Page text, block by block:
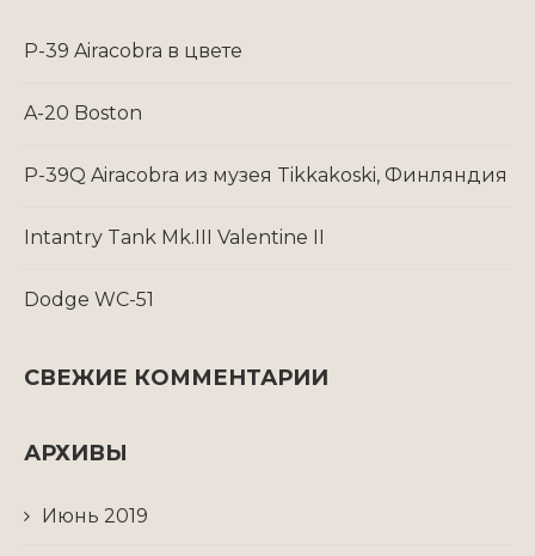
P-39 Airacobra в цвете
A-20 Boston
P-39Q Airacobra из музея Tikkakoski, Финляндия
Intantry Tank Mk.III Valentine II
Dodge WC-51
СВЕЖИЕ КОММЕНТАРИИ
АРХИВЫ
Июнь 2019